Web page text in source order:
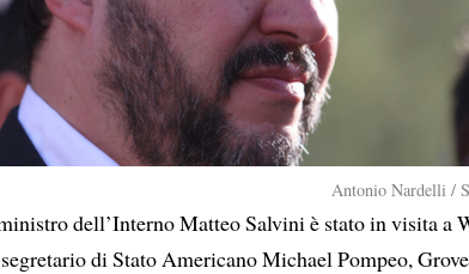
Antonio Nardelli /
dell’Interno Matteo Salvini è stato in visita a
di Stato Americano Michael Pompeo,